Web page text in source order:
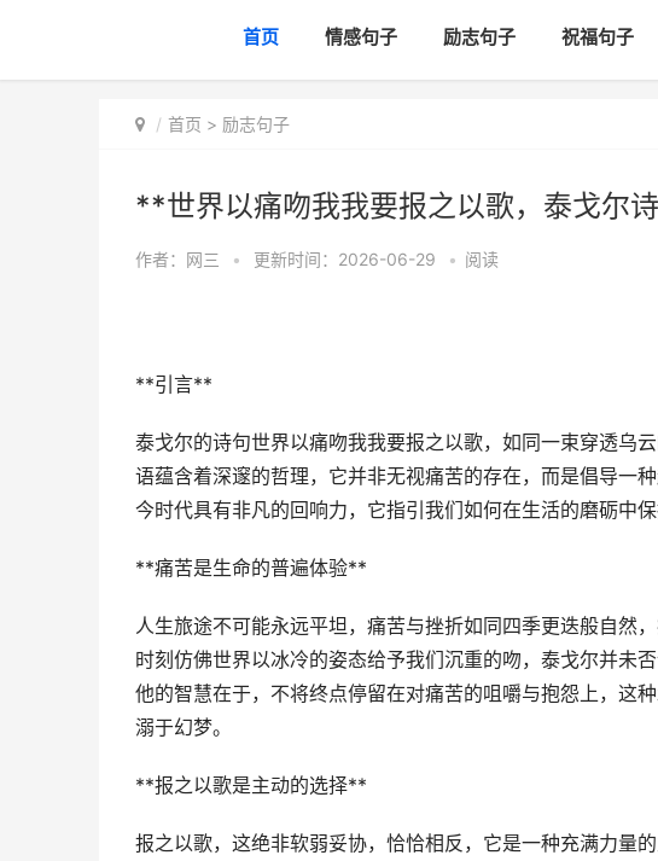
首页 情感句子 励志句子 祝福句子
首页 > 励志句子
**世界以痛吻我我要报之以歌，泰戈尔
作者： 网三 • 更新时间：2026-06-29 • 阅读
**引言**
泰戈尔的诗句世界以痛吻我我要报之以歌，如同一束穿透乌
语蕴含着深邃的哲理，它并非无视痛苦的存在，而是倡导一
今时代具有非凡的回响力，它指引我们如何在生活的磨砺中保
**痛苦是生命的普遍体验**
人生旅途不可能永远平坦，痛苦与挫折如同四季更迭般自然
时刻仿佛世界以冰冷的姿态给予我们沉重的吻，泰戈尔并未
他的智慧在于，不将终点停留在对痛苦的咀嚼与抱怨上，这
溺于幻梦。
**报之以歌是主动的选择**
报之以歌，这绝非软弱妥协，恰恰相反，它是一种充满力量